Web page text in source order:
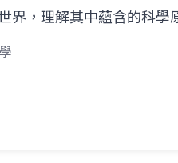
界，理解其中蘊含的科學